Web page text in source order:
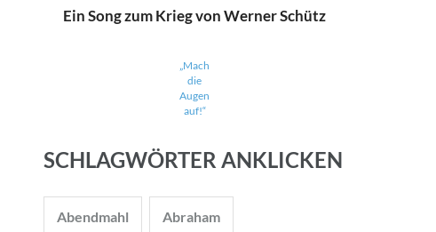
Ein Song zum Krieg von Werner Schütz
„Mach
die
Augen
auf!“
SCHLAGWÖRTER ANKLICKEN
Abendmahl Abraham